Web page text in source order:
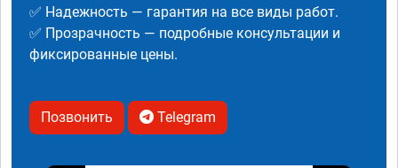
✅ Надежность — гарантия на все виды работ.
✅ Прозрачность — подробные консультации и
фиксированные цены.
Позвонить Telegram